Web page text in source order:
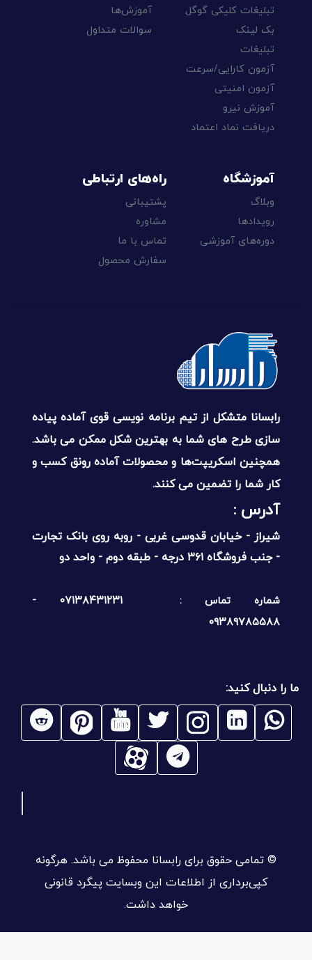
تبلیغات کلیکی گوگل
بک لینک
تبلیغات
آزمون کارایی/سرعت
آزمون امنیتی
آموزش نیرو
دریافت نماد اعتماد
آموزش‌ها
سوالات متداول
آموزشگاه
وبلاگ
رویدادها
دوره‌های آموزشی
راه‌های ارتباطی
پشتیبانی
مشاوره
تماس با ما
سفارش محصول
رابسانا متشکل از تیم برنامه نویسی قوی آماده پیاده
سازی طرح های شما به بهترین شکل ممکن می باشد.
همچنین اسکریپت‌ها و محصولات آماده رونق کسب و
کار شما را تضمین می کنند.
آدرس :‌
شیراز - خیابان قدوسی غربی - روبه روی بانک تجارت
- جنب فروشگاه ۳۶۱ درجه - طبقه دوم - واحد دو
شماره تماس :
۰۷۱۳۸۴۳۱۲۳۱ -
۰۹۳۸۹۷۸۵۵۸۸
ما را دنبال کنید:
© تمامی حقوق برای رابسانا محفوظ می باشد. هرگونه
کپی‌برداری از اطلاعات این وبسایت پیگرد قانونی
خواهد داشت.